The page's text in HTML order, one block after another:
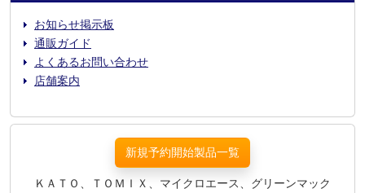
お知らせ掲示板
通販ガイド
よくあるお問い合わせ
店舗案内
新規予約開始製品一覧
ＫＡＴＯ、ＴＯＭＩＸ、マイクロエース、グリーンマック